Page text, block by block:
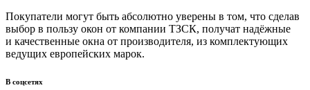
Покупатели могут быть абсолютно уверены в том, что сделав
выбор в пользу окон от компании ТЗСК, получат надёжные
и качественные окна от производителя, из комплектующих
ведущих европейских марок.
В соцсетях